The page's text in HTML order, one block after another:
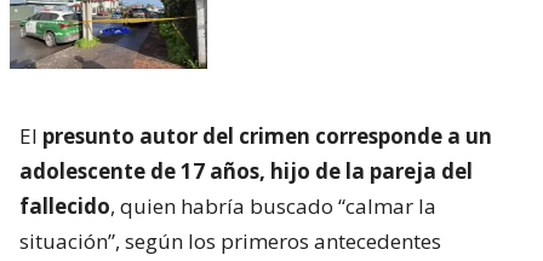
El presunto autor del crimen corresponde a un
adolescente de 17 años, hijo de la pareja del
fallecido, quien habría buscado “calmar la
situación”, según los primeros antecedentes